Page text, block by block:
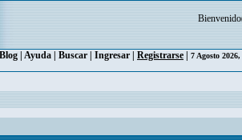
Blog Ayuda Buscar Ingresar Registrarse 7 Agosto